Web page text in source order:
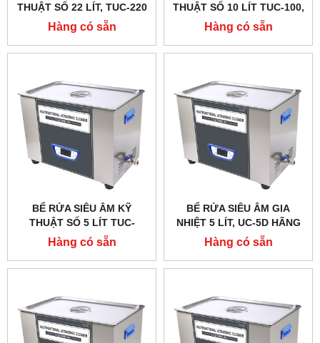
THUẬT SỐ 22 LÍT, TUC-220
HÃNG TAISITELAB / MỸ
Hàng có sẵn
THUẬT SỐ 10 LÍT TUC-100,
HÃNG TAISITE
Hàng có sẵn
BỂ RỬA SIÊU ÂM KỸ
THUẬT SỐ 5 LÍT TUC-
48,HÃNG TAISITE
Hàng có sẵn
BỂ RỬA SIÊU ÂM GIA
NHIỆT 5 LÍT, UC-5D HÃNG
TAISITE
Hàng có sẵn